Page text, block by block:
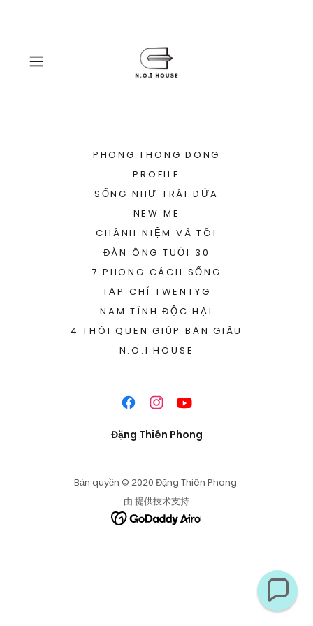
PHONG THONG DONG
PROFILE
SỐNG NHƯ TRÁI DỨA
NEW ME
CHÁNH NIỆM VÀ TÔI
ĐÀN ÔNG TUỔI 30
7 PHONG CÁCH SỐNG
TẠP CHÍ TWENTYG
NAM TÍNH ĐỘC HẠI
4 THÓI QUEN GIÚP BẠN GIÀU
N.O.I HOUSE
Đặng Thiên Phong
Bản quyền © 2020 Đặng Thiên Phong
由 提供技术支持